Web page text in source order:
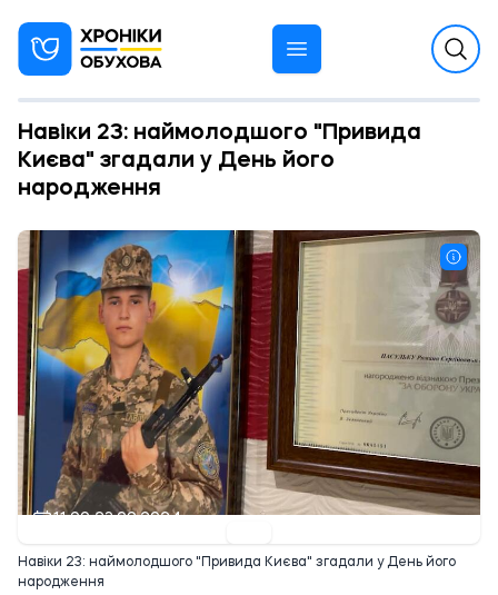
Навіки 23: наймолодшого "Привида
Києва" згадали у День його
народження
11:00 23.09.2024
Навіки 23: наймолодшого "Привида Києва" згадали у День його
народження